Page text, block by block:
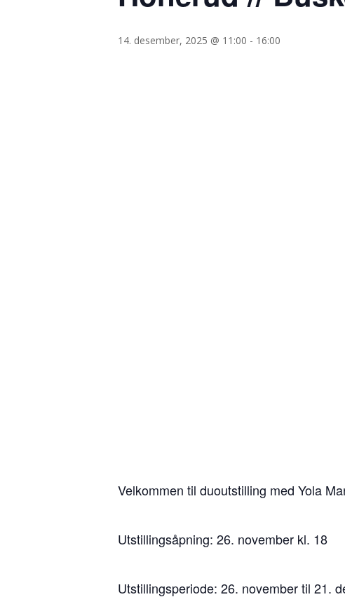
14. desember, 2025 @ 11:00 - 16:00
Velkommen til duoutstilling med Yola
Utstillingsåpning: 26. november kl. 18
Utstillingsperiode: 26. november til 21.